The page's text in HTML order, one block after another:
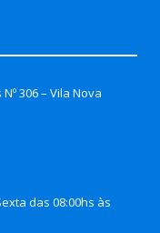
306 – Vila Nova
das 08:00hs às